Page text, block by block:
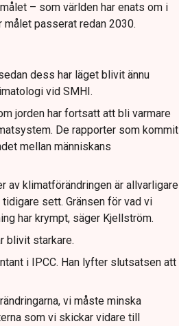
– som världen har enats om i
passerat redan 2030.
dess har läget blivit ännu
vid SMHI.
jorden har fortsatt att bli varmare
De rapporter som kommit
mellan människans
av klimatförändringen är allvarligare
sett. Gränsen för vad vi
har krympt, säger Kjellström.
blivit starkare.
i IPCC. Han lyfter slutsatsen att
vi måste minska
som vi skickar vidare till